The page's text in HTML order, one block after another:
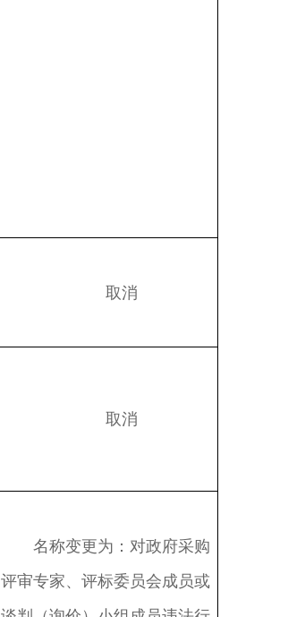
取消
取消
名称变更为：对政府采购
评审专家、评标委员会成员或